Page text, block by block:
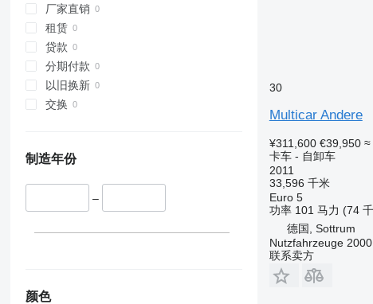
厂家直销
租赁
贷款
分期付款
以旧换新
交换
制造年份
–
颜色
30
Multicar Andere
¥311,600 €39,950 ≈
卡车 - 自卸车
2011
33,596 千米
Euro 5
功率 101 马力 (74
德国, Sottrum
Nutzfahrzeuge
联系卖方